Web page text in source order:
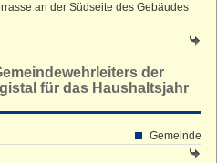
an der Südseite des Gebäudes
der
für das Haushaltsjahr
Gemeinde